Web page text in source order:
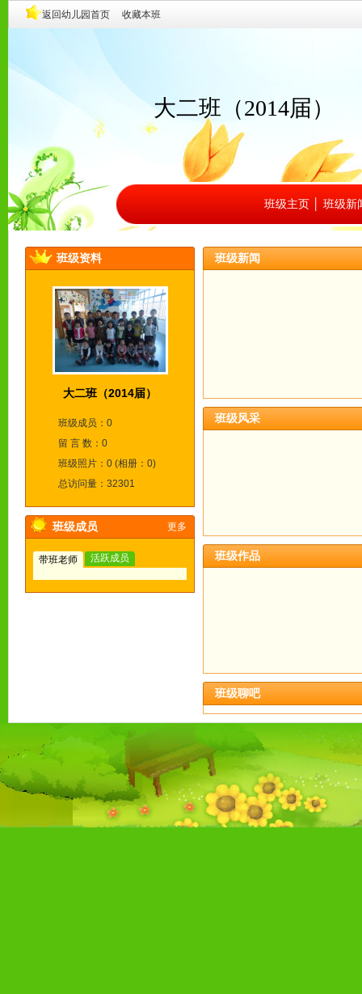
大二班（2014届）
班级主页 班级新
班级资料
大二班（2014届）
班级成员：0
留 言 数：0
班级照片：0 (相册：0)
总访问量：32301
班级成员 更多
带班老师 活跃成员
班级新闻
班级风采
班级作品
班级聊吧